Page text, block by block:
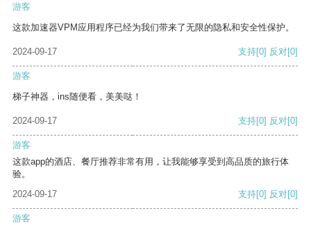
游客
这款加速器VPM应用程序已经为我们带来了无限的隐私和安全性保护。
2024-09-17 支持[0] 反对[0]
游客
梯子神器，ins随便看，美美哒！
2024-09-17 支持[0] 反对[0]
游客
这款app的酒店、餐厅推荐非常有用，让我能够享受到高品质的旅行体
验。
2024-09-17
支持[0] 反对[0]
游客